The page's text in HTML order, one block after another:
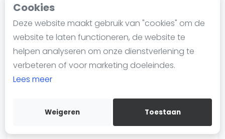
Cookies
Deze website maakt gebruik van "cookies" om de
website te laten functioneren, de website te
helpen analyseren om onze dienstverlening te
verbeteren of voor marketing doeleindes.
Lees meer
Weigeren Toestaan
Informatie
Over ons
Contact
Adverteren
Insights
WhatsApp
Join WhatsApp Community
Toernooi
Sla Raak Oisterwijk | Oisterwijk
Moergestelseweg 32b
5062 JWOisterwijk
Routebeschrijving
Floris Kwaks